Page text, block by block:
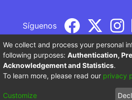
Síguenos
por parte del Ministerio de
We collect and process your personal
following purposes: Authentication,
Acknowledgement and Statistics.
To learn more, please read our privacy
Customize